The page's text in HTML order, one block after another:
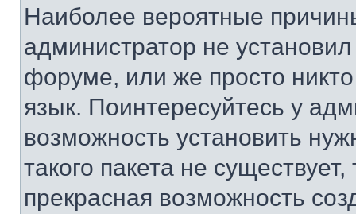
Наиболее вероятные
администратор не
форуме, или же просто
язык. Поинтересуйтесь у
возможность установить
такого пакета не
прекрасная возможность